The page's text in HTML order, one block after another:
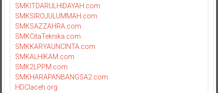
SMKITDARULHIDAYAH.com
SMKSIROJULUMMAH.com
SMKSAZZAHRA.com
SMKCitaTeknika.com
SMKKARYAUNCINTA.com
SMKALHIKAM.com
SMK2LPPM.com
SMKHARAPANBANGSA2.com
HDCIaceh.org